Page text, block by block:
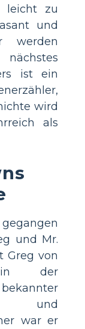
leicht zu
und
werden
ist ein
wird
als
und Mr.
Greg von
in der
und
war er